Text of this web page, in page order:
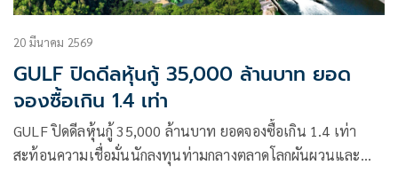
20 มีนาคม 2569
GULF ปิดดีลหุ้นกู้ 35,000 ล้านบาท ยอด
จองซื้อเกิน 1.4 เท่า
GULF ปิดดีลหุ้นกู้ 35,000 ล้านบาท ยอดจองซื้อเกิน 1.4 เท่า
สะท้อนความเชื่อมั่นนักลงทุนท่ามกลางตลาดโลกผันผวนและ